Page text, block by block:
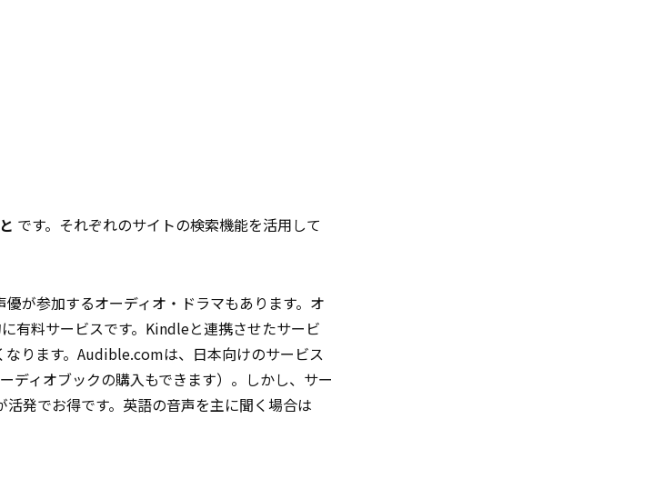
です。それぞれのサイトの検索機能を活用して
が参加するオーディオ・ドラマもあります。オ
有料サービスです。Kindleと連携させたサービ
ります。Audible.comは、日本向けのサービス
ィオブックの購入もできます）。しかし、サー
活発でお得です。英語の音声を主に聞く場合は